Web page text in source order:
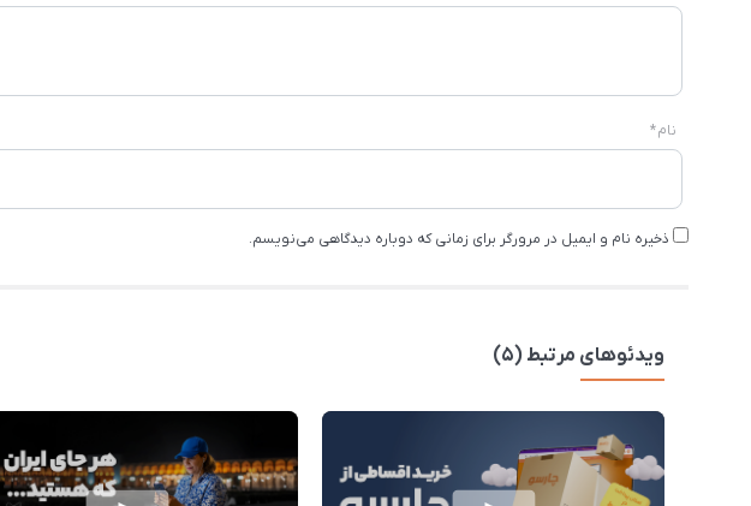
نام*
ذخیره نام و ایمیل در مرورگر برای زمانی که دوباره دیدگاهی می‌نویسم.
ویدئوهای مرتبط (5)